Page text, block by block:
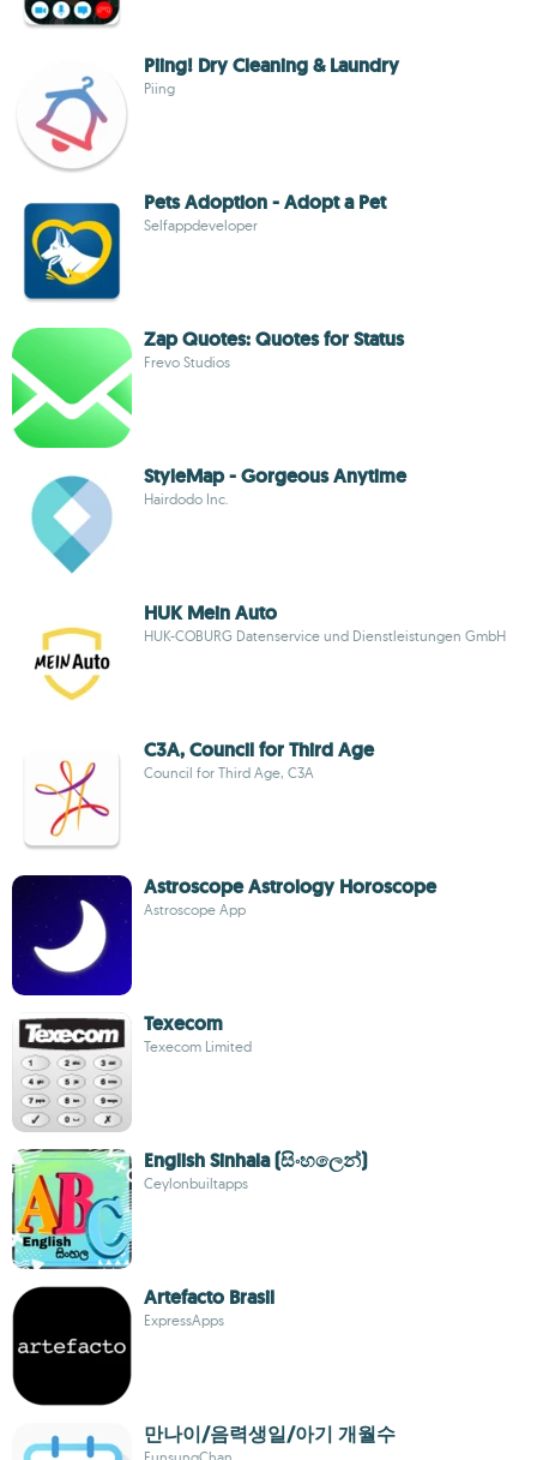
Piing! Dry Cleaning & Laundry
Piing
Pets Adoption - Adopt a Pet
Selfappdeveloper
Zap Quotes: Quotes for Status
Frevo Studios
StyleMap - Gorgeous Anytime
Hairdodo Inc.
HUK Mein Auto
HUK-COBURG Datenservice und Dienstleistungen GmbH
C3A, Council for Third Age
Council for Third Age, C3A
Astroscope Astrology Horoscope
Astroscope App
Texecom
Texecom Limited
English Sinhala (සිංහලෙන්)
Ceylonbuiltapps
Artefacto Brasil
ExpressApps
만나이/음력생일/아기 개월수